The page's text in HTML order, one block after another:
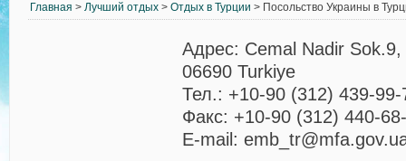
Главная > Лучший отдых > Отдых в Турции > Посольство Украины в
Адрес: Cemal Nadir
06690 Turkiye
Тел.: +10-90 (312) 439-99-
Факс: +10-90 (312) 440-
E-mail: